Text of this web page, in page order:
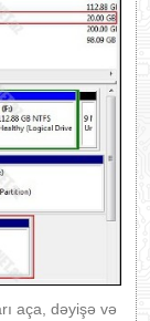
aça, dəyişə və